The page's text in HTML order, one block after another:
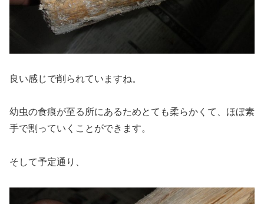
良い感じで削られていますね。
幼虫の食痕が至る所にあるためとても柔らかくて、ほぼ素
手で割っていくことができます。
そして予定通り、